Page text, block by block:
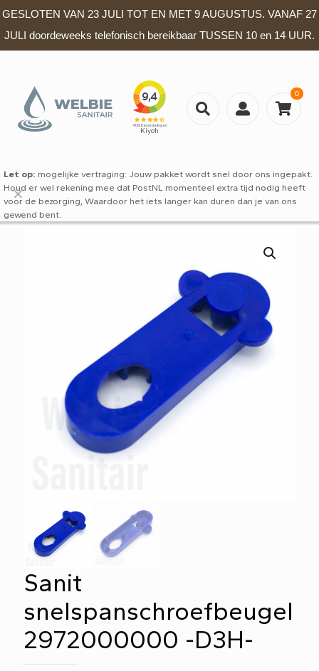
GESLOTEN VAN 23 JULI TOT EN MET 9 AUGUSTUS. VANAF 27
JULI doordeweeks telefonisch bereikbaar TUSSEN 10 en 14 UUR.
0
Let op: mogelijke vertraging: Jouw pakket wordt snel door ons ingepakt.
Houd er wel rekening mee dat PostNL momenteel extra tijd nodig heeft
voor de bezorging, Waardoor het iets langer kan duren dan je van ons
gewend bent.
✕
Sanit
snelspanschroefbeugel
2972000000 -D3H-